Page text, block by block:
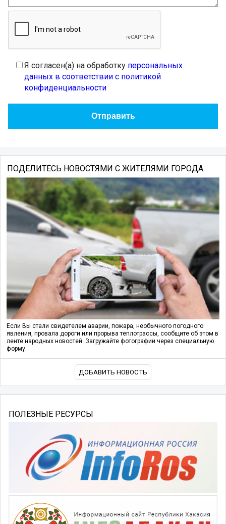
Я согласен(а) на обработку персональных
данных в соответствии с политикой
конфиденциальности
ПОДЕЛИТЕСЬ НОВОСТЯМИ С ЖИТЕЛЯМИ ГОРОДА
Если Вы стали свидетелем аварии, пожара, необычного погодного
явления, провала дороги или прорыва теплотрассы, сообщите об этом в
ленте народных новостей. Загружайте фотографии через специальную
форму.
ДОБАВИТЬ НОВОСТЬ
ПОЛЕЗНЫЕ РЕСУРСЫ